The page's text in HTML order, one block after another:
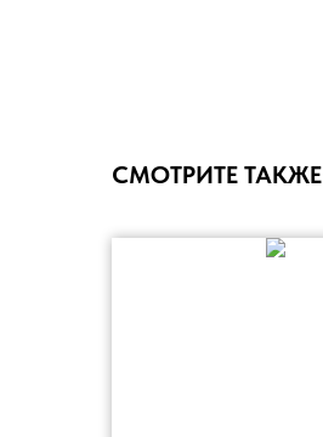
СМОТРИТЕ ТАКЖЕ